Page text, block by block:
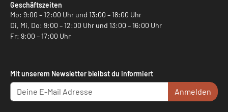
Geschäftszeiten
Mo: 9:00 – 12:00 Uhr und 13:00 – 18:00 Uhr
Di, Mi, Do: 9:00 – 12:00 Uhr und 13:00 – 16:00 Uhr
Fr: 9:00 – 17:00 Uhr
Mit unserem Newsletter bleibst du informiert
Anmelden